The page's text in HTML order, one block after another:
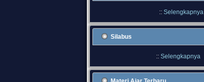
:: Selengkapnya
Silabus
:: Selengkapnya